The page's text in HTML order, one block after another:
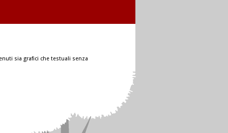
sia grafici che testuali senza